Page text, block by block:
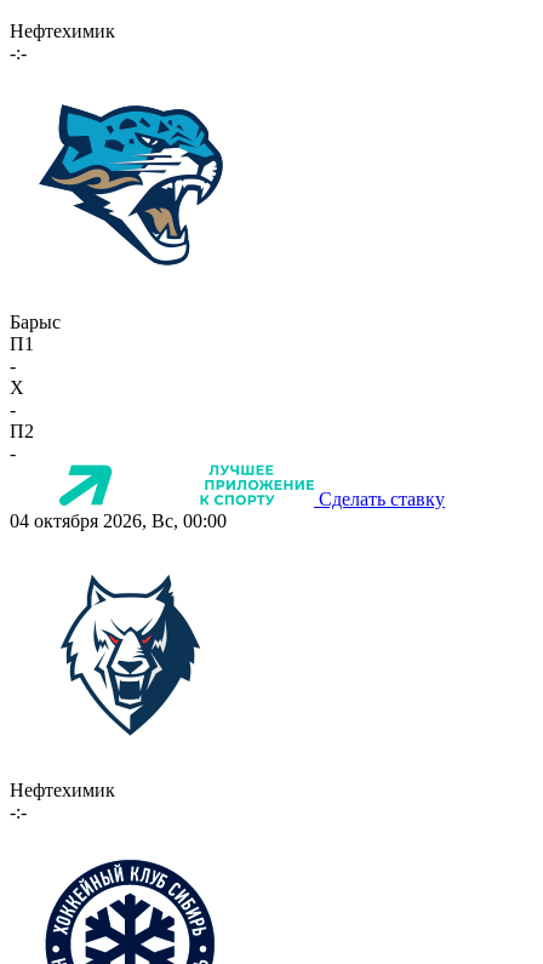
Нефтехимик
-:-
Барыс
П1
-
X
-
П2
-
Сделать ставку
04 октября 2026, Вс, 00:00
Нефтехимик
-:-